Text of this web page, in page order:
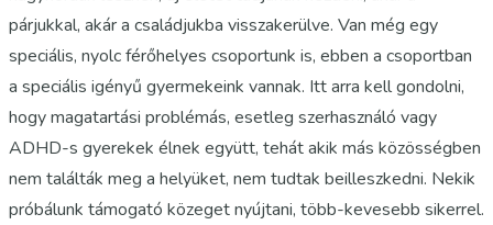
párjukkal, akár a családjukba visszakerülve. Van még egy
speciális, nyolc férőhelyes csoportunk is, ebben a csoportban
a speciális igényű gyermekeink vannak. Itt arra kell gondolni,
hogy magatartási problémás, esetleg szerhasználó vagy
ADHD-s gyerekek élnek együtt, tehát akik más közösségben
nem találták meg a helyüket, nem tudtak beilleszkedni. Nekik
próbálunk támogató közeget nyújtani, több-kevesebb sikerrel.